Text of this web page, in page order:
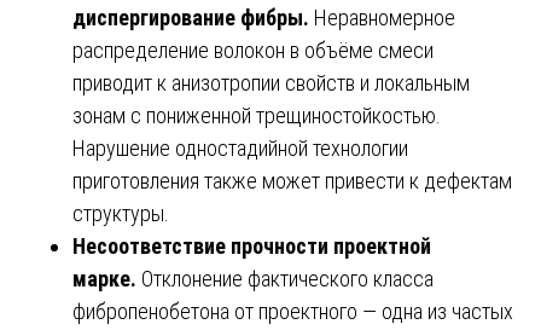
диспергирование фибры. Неравномерное
распределение волокон в объёме смеси
приводит к анизотропии свойств и локальным
зонам с пониженной трещиностойкостью.
Нарушение одностадийной технологии
приготовления также может привести к дефектам
структуры.
Несоответствие прочности проектной
марке. Отклонение фактического класса
фибропенобетона от проектного — одна из частых